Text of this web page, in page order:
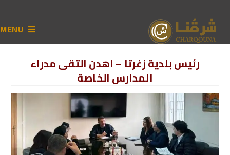
MENU
رئيس بلدية زغرتا – اهدن التقى مدراء
المدارس الخاصة